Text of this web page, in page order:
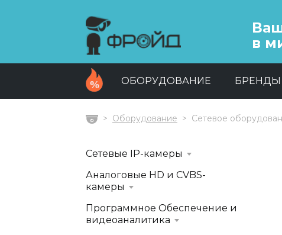
в
ОБОРУДОВАНИЕ БРЕНДЫ
ГлавнаяОборудование Сетевое
Сетевые IP-камеры
Аналоговые HD и CVBS-
камеры
Программное Обеспечение и
видеоаналитика